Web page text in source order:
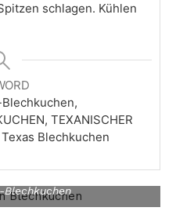
schlagen. Kühlen
TEXANISCHER
Blechkuchen